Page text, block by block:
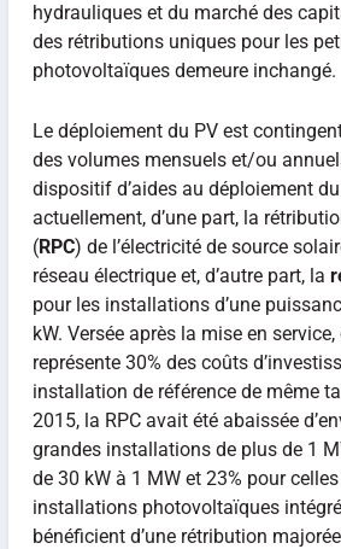
hydrauliques et du marché des
des rétributions uniques pour les
photovoltaïques demeure inchangé.
Le déploiement du PV est
des volumes mensuels et/ou
dispositif d’aides au déploiement
actuellement, d’une part, la
(RPC) de l’électricité de source
réseau électrique et, d’autre part, la
pour les installations d’une
kW. Versée après la mise en
représente 30% des coûts
installation de référence de même
2015, la RPC avait été abaissée
grandes installations de plus de 1
de 30 kW à 1 MW et 23% pour
installations photovoltaïques
bénéficient d’une rétribution